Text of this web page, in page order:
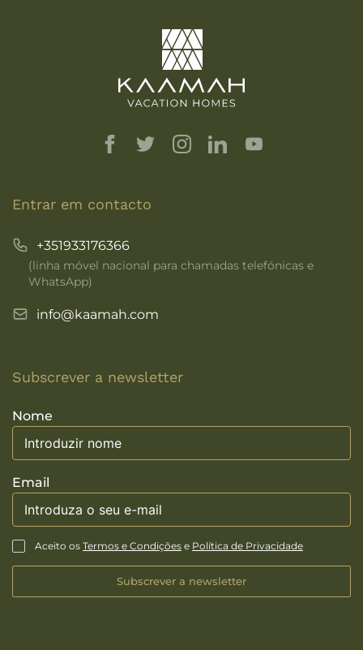
Entrar em contacto
+351933176366
(linha móvel nacional para chamadas telefónicas e
WhatsApp)
info@kaamah.com
Subscrever a newsletter
Nome
Email
Aceito os Termos e Condições e Política de Privacidade
Subscrever a newsletter